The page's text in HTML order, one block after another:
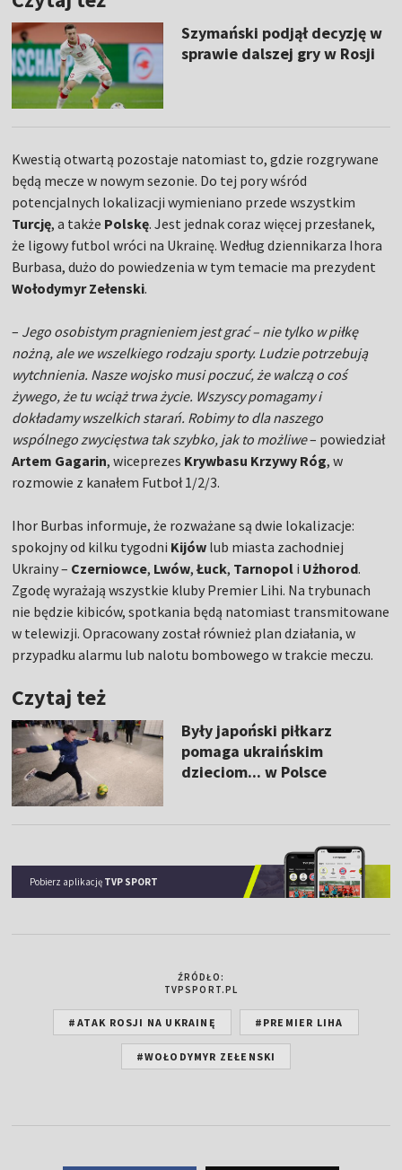
Szymański podjął decyzję w
sprawie dalszej gry w Rosji
Kwestią otwartą pozostaje natomiast to, gdzie rozgrywane
będą mecze w nowym sezonie. Do tej pory wśród
potencjalnych lokalizacji wymieniano przede wszystkim
Turcję, a także Polskę. Jest jednak coraz więcej przesłanek,
że ligowy futbol wróci na Ukrainę. Według dziennikarza Ihora
Burbasa, dużo do powiedzenia w tym temacie ma prezydent
Wołodymyr Zełenski.
– Jego osobistym pragnieniem jest grać – nie tylko w piłkę
nożną, ale we wszelkiego rodzaju sporty. Ludzie potrzebują
wytchnienia. Nasze wojsko musi poczuć, że walczą o coś
żywego, że tu wciąż trwa życie. Wszyscy pomagamy i
dokładamy wszelkich starań. Robimy to dla naszego
wspólnego zwycięstwa tak szybko, jak to możliwe– powiedział
Artem Gagarin, wiceprezes Krywbasu Krzywy Róg, w
rozmowie z kanałem Futboł 1/2/3.
Ihor Burbas informuje, że rozważane są dwie lokalizacje:
spokojny od kilku tygodni Kijów lub miasta zachodniej
Ukrainy – Czerniowce, Lwów,Łuck, Tarnopol i Użhorod.
Zgodę wyrażają wszystkie kluby Premier Lihi. Na trybunach
nie będzie kibiców, spotkania będą natomiast transmitowane
w telewizji. Opracowany został również plan działania, w
przypadku alarmu lub nalotu bombowego w trakcie meczu.
Czytaj też
Były japoński piłkarz
pomaga ukraińskim
dzieciom... w Polsce
Pobierz aplikację TVP SPORT
ŹRÓDŁO:
TVPSPORT.PL
#ATAK ROSJI NA UKRAINĘ #PREMIER LIHA
#WOŁODYMYR ZEŁENSKI